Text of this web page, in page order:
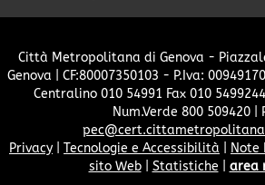
Città Metropolitana di Genova -
Genova | CF:80007350103 - P.Iva:
Centralino 010 54991 Fax 010
Num.Verde 800 509420 |
Privacy
Tecnologie e Accessibilità Note
sito Web| Statistiche area